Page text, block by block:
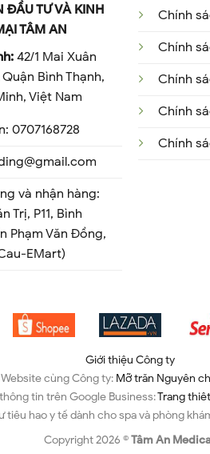
ĐẦU TƯ VÀ KINH
TÂM AN
42/1 Mai Xuân
Bình Thạnh,
Việt Nam
0707168728
và nhận hàng:
Trị, P11, Bình
Phạm Văn Đồng,
EMart)
Chính
Chính
Chính
Chính
Chính
Giới thiệu Công ty
Website cùng Công ty: Mỡ trăn Nguyên
tin trên Google Business:Trang
tiêu hao y tế dành cho spa và phòng
Copyright 2026 ©Tâm An